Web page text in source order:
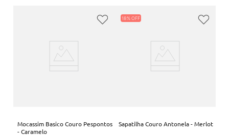
Mocassim Basico Couro Pespontos
- Caramelo
18%
Sapatilha Couro Antonela - Merlot